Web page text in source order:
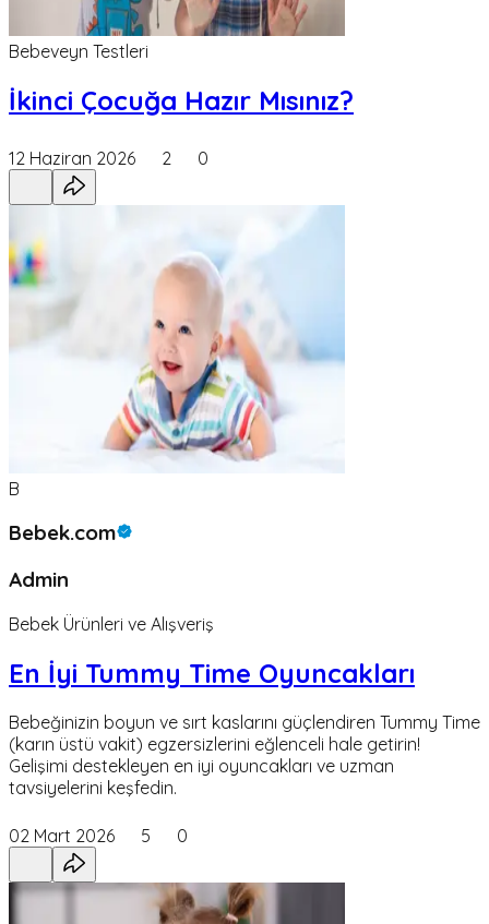
Bebeveyn Testleri
İkinci Çocuğa Hazır Mısınız?
12 Haziran 2026 2 0
B
Bebek.com
Admin
Bebek Ürünleri ve Alışveriş
En İyi Tummy Time Oyuncakları
Bebeğinizin boyun ve sırt kaslarını güçlendiren Tummy Time
(karın üstü vakit) egzersizlerini eğlenceli hale getirin!
Gelişimi destekleyen en iyi oyuncakları ve uzman
tavsiyelerini keşfedin.
02 Mart 2026 5 0